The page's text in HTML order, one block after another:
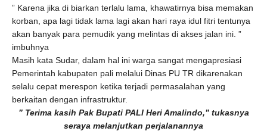
” Karena jika di biarkan terlalu lama, khawatirnya bisa memakan
korban, apa lagi tidak lama lagi akan hari raya idul fitri tentunya
akan banyak para pemudik yang melintas di akses jalan ini. ”
imbuhnya
Masih kata Sudar, dalam hal ini warga sangat mengapresiasi
Pemerintah kabupaten pali melalui Dinas PU TR dikarenakan
selalu cepat merespon ketika terjadi permasalahan yang
berkaitan dengan infrastruktur.
” Terima kasih Pak Bupati PALI Heri Amalindo,” tukasnya
seraya melanjutkan perjalanannya